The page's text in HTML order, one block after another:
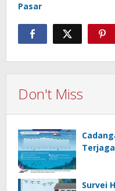
Pasar
Don't Miss
Terjaga
Survei